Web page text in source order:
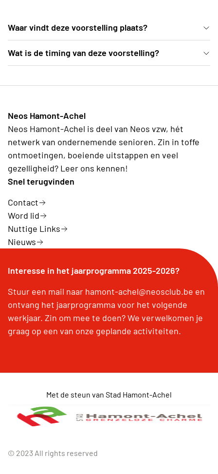
Waar vindt deze voorstelling plaats?
De voorstelling gaat door in Landcommanderij Alden
Biesen (Kasteelstraat 6, 3740 Bilzen). Opgelet: Het
kleden naargelang de weersomstandigheden. Een
dekentje of een extra trui is geen overbodige luxe.
De wandeling naar de binnenkoer vanaf de parking
duurt ca. 10 minuutjes.
Wat is de timing van deze voorstelling?
Neos Hamont-Achel
Neos Hamont-Achel is deel van Neos vzw, hét
netwerk van ondernemende senioren. Zin in toffe
ontmoetingen, boeiende uitstappen en veel
gezelligheid? Leer ons kennen!
Snel terugvinden
Contact
Word lid
Nuttige Links
Nieuws
Interesse in het jaarprogramma 2025-2026?
Stuur een mail naar hamont-achel@neosclub.be en
ontvang het jaarprogramma voor het volgende
werkjaar. Zin om mee te doen? We verwelkomen je
graag op een van onze geplande activiteiten.
Met de steun van Stad Hamont-Achel
© 2023 All rights reserved